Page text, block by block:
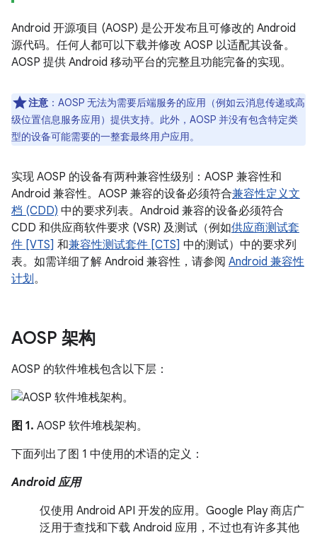
Android 开源项目 (AOSP) 是公开发布且可修改的 Android
源代码。任何人都可以下载并修改 AOSP 以适配其设备。
AOSP 提供 Android 移动平台的完整且功能完备的实现。
注意 ：AOSP 无法为需要后端服务的应用（例如云消息传递或高
级位置信息服务应用）提供支持。此外，AOSP 并没有包含特定类
型的设备可能需要的一整套最终用户应用。
实现 AOSP 的设备有两种兼容性级别：AOSP 兼容性和
Android 兼容性。 AOSP 兼容的设备必须符合兼容性定义文
档 (CDD) 中的要求列表。 Android 兼容的设备必须符合
CDD 和供应商软件要求 (VSR) 及测试（例如供应商测试套
件 [VTS] 和兼容性测试套件 [CTS] 中的测试）中的要求列
表。如需详细了解 Android 兼容性，请参阅 Android 兼容性
计划。
AOSP 架构
AOSP 的软件堆栈包含以下层：
图 1. AOSP 软件堆栈架构。
下面列出了图 1 中使用的术语的定义：
Android 应用
仅使用 Android API 开发的应用。Google Play 商店广
泛用于查找和下载 Android 应用，不过也有许多其他